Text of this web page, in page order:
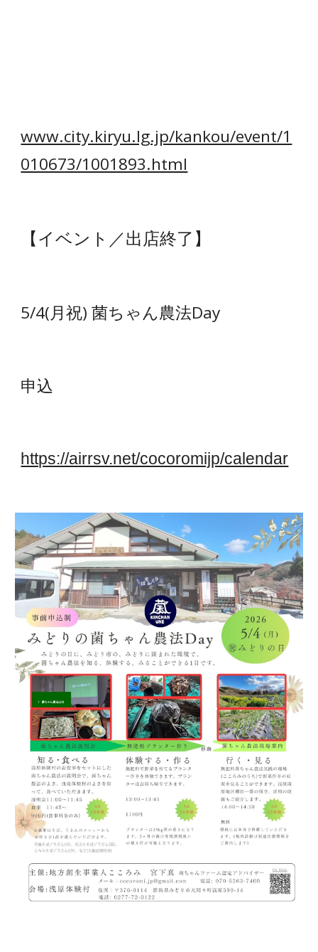
www.city.kiryu.lg.jp/kankou/event/1
010673/1001893.html
【イベント／出店終了】
5/4(月祝) 菌ちゃん農法Day
申込
https://airrsv.net/cocoromijp/calendar